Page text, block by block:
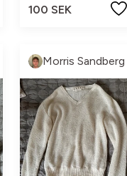
100 SEK
Morris Sandberg